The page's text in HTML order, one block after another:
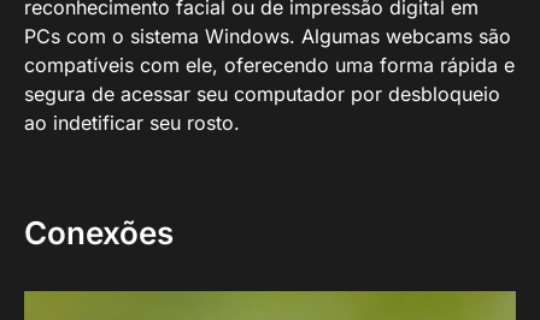
reconhecimento facial ou de impressão digital em
PCs com o sistema Windows. Algumas webcams são
compatíveis com ele, oferecendo uma forma rápida e
segura de acessar seu computador por desbloqueio
ao indetificar seu rosto.
Conexões